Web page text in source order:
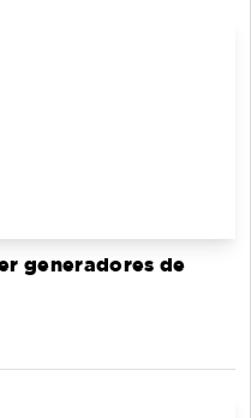
generadores de